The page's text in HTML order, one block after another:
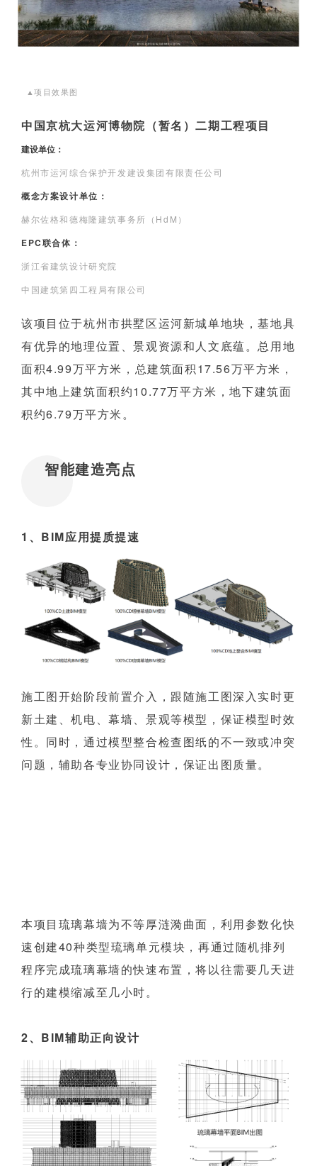
▲项目效果图
中国京杭大运河博物院（暂名）二期工程项目
建设单位：
杭州市运河综合保护开发建设集团有限责任公司
概念方案设计单位：
赫尔佐格和德梅隆建筑事务所（HdM）
EPC联合体：
浙江省建筑设计研究院
中国建筑第四工程局有限公司
该项目位于杭州市拱墅区运河新城单地块，基地具
有优异的地理位置、景观资源和人文底蕴。总用地
面积4.99万平方米，总建筑面积17.56万平方米，
其中地上建筑面积约10.77万平方米，地下建筑面
积约6.79万平方米。
智能建造亮点
1、BIM应用提质提速
施工图开始阶段前置介入，跟随施工图深入实时更
新土建、机电、幕墙、景观等模型，保证模型时效
性。同时，通过模型整合检查图纸的不一致或冲突
问题，辅助各专业协同设计，保证出图质量。
本项目琉璃幕墙为不等厚涟漪曲面，利用参数化快
速创建40种类型琉璃单元模块，再通过随机排列
程序完成琉璃幕墙的快速布置，将以往需要几天进
行的建模缩减至几小时。
2、BIM辅助正向设计